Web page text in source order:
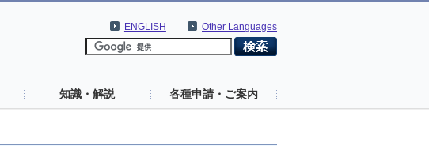
Other Languages
ENGLISH
知識・解説 各種申請・ご案内